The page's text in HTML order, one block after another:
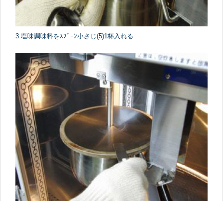
3.塩味調味料をｽﾌﾟｰﾝ小さじ(5)1杯入れる